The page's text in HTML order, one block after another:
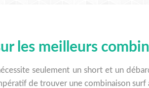
les meilleurs
seulement un short et un
de trouver une combinaison surf